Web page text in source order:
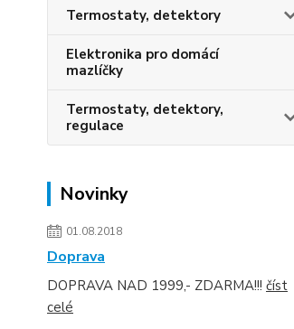
Termostaty, detektory
Elektronika pro domácí
mazlíčky
Termostaty, detektory,
regulace
Novinky
01.08.2018
Doprava
DOPRAVA NAD 1999,- ZDARMA!!! číst
celé